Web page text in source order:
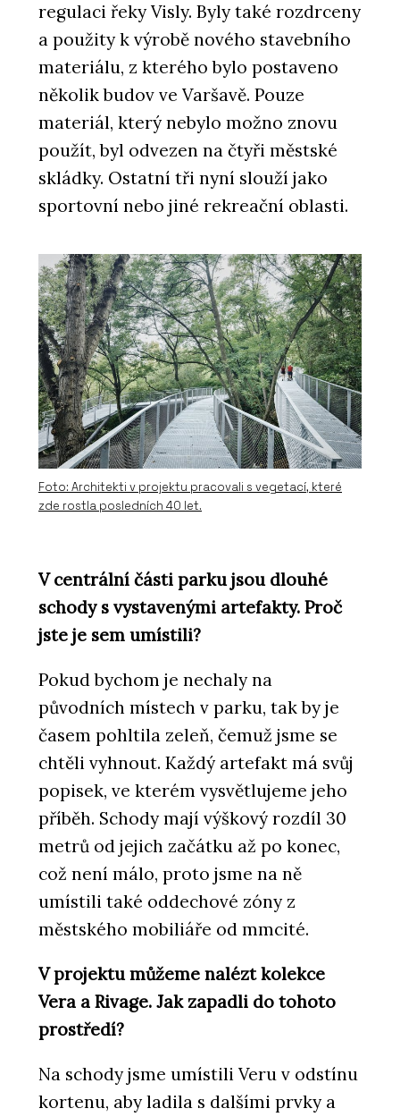
ČLÁNKY
UFO: Přístřešek připravený na přistání
ve veřejném prostoru
PRODUKTY
Typo - mmcité
Moravské náměstí v Brně po
revitalizaci doplnila lavička o délce
120 metrů
ČLÁNKY
Italské městečko, kde se historie
regulaci řeky Visly. Byly také rozdrceny
a použity k výrobě nového stavebního
materiálu, z kterého bylo postaveno
několik budov ve Varšavě. Pouze
materiál, který nebylo možno znovu
použít, byl odvezen na čtyři městské
skládky. Ostatní tři nyní slouží jako
sportovní nebo jiné rekreační oblasti.
Foto: Architekti v projektu pracovali s vegetací, které
zde rostla posledních 40 let.
V centrální části parku jsou dlouhé
schody s vystavenými artefakty. Proč
jste je sem umístili?
Pokud bychom je nechaly na
původních místech v parku, tak by je
časem pohltila zeleň, čemuž jsme se
chtěli vyhnout. Každý artefakt má svůj
popisek, ve kterém vysvětlujeme jeho
příběh. Schody mají výškový rozdíl 30
metrů od jejich začátku až po konec,
což není málo, proto jsme na ně
umístili také oddechové zóny z
městského mobiliáře od mmcité.
V projektu můžeme nalézt kolekce
Vera a Rivage. Jak zapadli do tohoto
prostředí?
Na schody jsme umístili Veru v odstínu
kortenu, aby ladila s dalšími prvky a